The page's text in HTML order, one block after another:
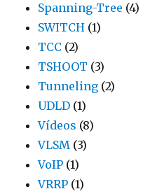
Spanning-Tree (4)
SWITCH (1)
TCC (2)
TSHOOT (3)
Tunneling (2)
UDLD (1)
Vídeos (8)
VLSM (3)
VoIP (1)
VRRP (1)